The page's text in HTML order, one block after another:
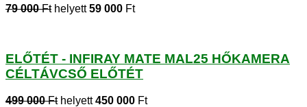
79 000 Fthelyett59 000 Ft
ELŐTÉT - INFIRAY MATE MAL25 HŐKAMERA
CÉLTÁVCSŐ ELŐTÉT
499 000 Fthelyett450 000 Ft